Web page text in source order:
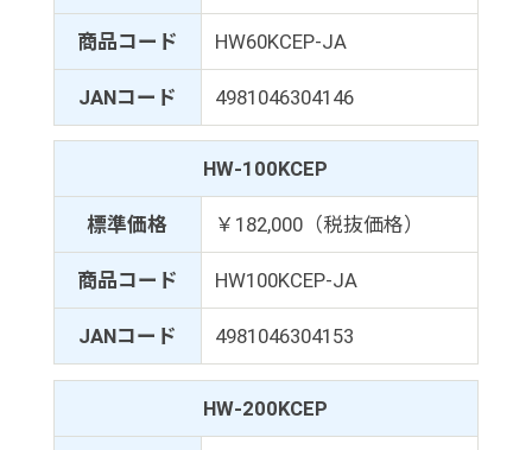
商品コード HW60KCEP-JA
JANコード 4981046304146
HW-100KCEP
標準価格 ￥182,000（税抜価格）
商品コード HW100KCEP-JA
JANコード 4981046304153
HW-200KCEP